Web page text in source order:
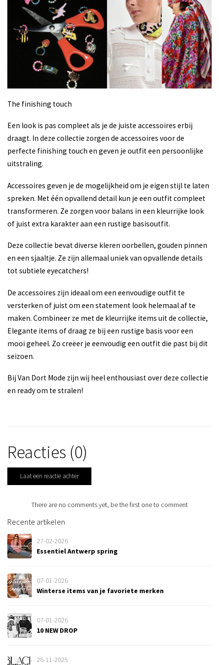
The finishing touch
Een look is pas compleet als je de juiste accessoires erbij
draagt. In deze collectie zorgen de accessoires voor de
perfecte finishing touch en geven je outfit een persoonlijke
uitstraling.
Accessoires geven je de mogelijkheid om je eigen stijl te laten
spreken. Met één opvallend detail kun je een outfit compleet
transformeren. Ze zorgen voor balans in een kleurrijke look
of juist extra karakter aan een rustige basisoutfit.
Deze collectie bevat diverse kleren oorbellen, gouden pinnen
en een sjaaltje. Ze zijn allemaal uniek van opvallende details
tot subtiele eyecatchers!
De accessoires zijn ideaal om een eenvoudige outfit te
versterken of juist om een statement look helemaal af te
maken. Combineer ze met de kleurrijke items uit de collectie,
Elegante items of draag ze bij een rustige basis voor een
mooi geheel. Zo creëer je eenvoudig een outfit die past bij dit
seizoen.
Bij Van Dort Mode zijn wij heel enthousiast over deze collectie
en ready om te stralen!
Reacties (0)
Laat een reactie achter
There are no comments yet, be the first one to comment
Recente artikelen
27-02-2026
Essentiel Antwerp spring
07-01-2026
Winterse items van je favoriete merken
07-01-2026
10 NEW DROP
26-11-2025